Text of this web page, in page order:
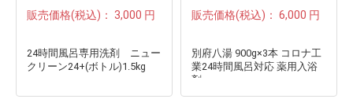
販売価格(税込)： 3,000 円
24時間風呂専用洗剤 ニュー
クリーン24+(ボトル)1.5kg
販売価格(税込)： 6,000 円
別府八湯 900g×3本 コロナ工
業24時間風呂対応 薬用入浴
剤